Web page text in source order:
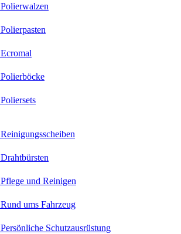
Polierwalzen
Polierpasten
Ecromal
Polierböcke
Poliersets
Reinigungsscheiben
Drahtbürsten
Pflege und Reinigen
Rund ums Fahrzeug
Persönliche Schutzausrüstung